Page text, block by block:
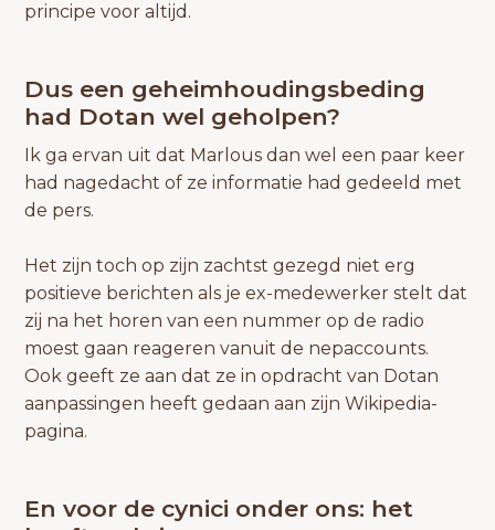
principe voor altijd.
Dus een geheimhoudingsbeding
had Dotan wel geholpen?
Ik ga ervan uit dat Marlous dan wel een paar keer
had nagedacht of ze informatie had gedeeld met
de pers.
Het zijn toch op zijn zachtst gezegd niet erg
positieve berichten als je ex-medewerker stelt dat
zij na het horen van een nummer op de radio
moest gaan reageren vanuit de nepaccounts.
Ook geeft ze aan dat ze in opdracht van Dotan
aanpassingen heeft gedaan aan zijn Wikipedia-
pagina.
En voor de cynici onder ons: het